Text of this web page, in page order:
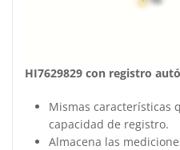
HI7629829 con registro
Mismas características
capacidad de registro.
Almacena las